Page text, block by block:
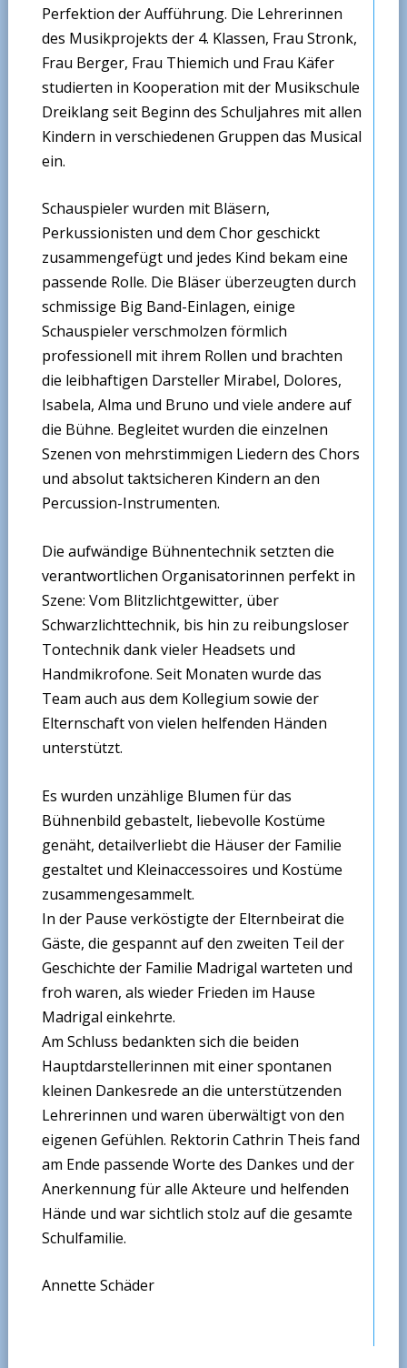
Perfektion der Aufführung. Die Lehrerinnen
des Musikprojekts der 4. Klassen, Frau Stronk,
Frau Berger, Frau Thiemich und Frau Käfer
studierten in Kooperation mit der Musikschule
Dreiklang seit Beginn des Schuljahres mit allen
Kindern in verschiedenen Gruppen das Musical
ein.
Schauspieler wurden mit Bläsern,
Perkussionisten und dem Chor geschickt
zusammengefügt und jedes Kind bekam eine
passende Rolle. Die Bläser überzeugten durch
schmissige Big Band-Einlagen, einige
Schauspieler verschmolzen förmlich
professionell mit ihrem Rollen und brachten
die leibhaftigen Darsteller Mirabel, Dolores,
Isabela, Alma und Bruno und viele andere auf
die Bühne. Begleitet wurden die einzelnen
Szenen von mehrstimmigen Liedern des Chors
und absolut taktsicheren Kindern an den
Percussion-Instrumenten.
Die aufwändige Bühnentechnik setzten die
verantwortlichen Organisatorinnen perfekt in
Szene: Vom Blitzlichtgewitter, über
Schwarzlichttechnik, bis hin zu reibungsloser
Tontechnik dank vieler Headsets und
Handmikrofone. Seit Monaten wurde das
Team auch aus dem Kollegium sowie der
Elternschaft von vielen helfenden Händen
unterstützt.
Es wurden unzählige Blumen für das
Bühnenbild gebastelt, liebevolle Kostüme
genäht, detailverliebt die Häuser der Familie
gestaltet und Kleinaccessoires und Kostüme
zusammengesammelt.
In der Pause verköstigte der Elternbeirat die
Gäste, die gespannt auf den zweiten Teil der
Geschichte der Familie Madrigal warteten und
froh waren, als wieder Frieden im Hause
Madrigal einkehrte.
Am Schluss bedankten sich die beiden
Hauptdarstellerinnen mit einer spontanen
kleinen Dankesrede an die unterstützenden
Lehrerinnen und waren überwältigt von den
eigenen Gefühlen. Rektorin Cathrin Theis fand
am Ende passende Worte des Dankes und der
Anerkennung für alle Akteure und helfenden
Hände und war sichtlich stolz auf die gesamte
Schulfamilie.
Annette Schäder